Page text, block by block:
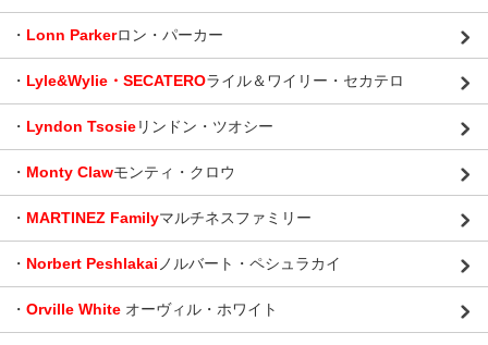
・ Lonn Parkerロン・パーカー
・ Lyle&Wylie・SECATEROライル＆ワイリー・セカテロ
・ Lyndon Tsosieリンドン・ツオシー
・ Monty Clawモンティ・クロウ
・ MARTINEZ Familyマルチネスファミリー
・ Norbert Peshlakai ノルバート・ペシュラカイ
・ Orville White オーヴィル・ホワイト